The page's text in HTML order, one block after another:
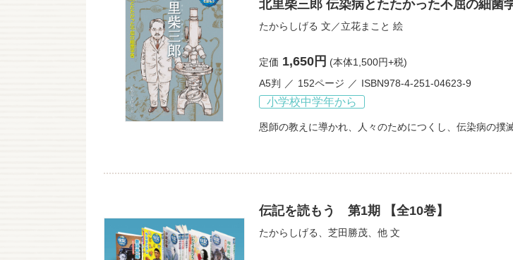
北里柴三郎 伝染病とたたかった不屈の細菌
たからしげる 文／立花まこと 絵
定価 1,650円 (本体1,500円+税)
A5判
152ページ ISBN978-4-251-04623-9
小学校中学年から
恩師の教えに導かれ、人々のためにつくし、伝染病の撲
伝記を読もう 第1期 【全10巻】
たからしげる 芝田勝茂 、他 文